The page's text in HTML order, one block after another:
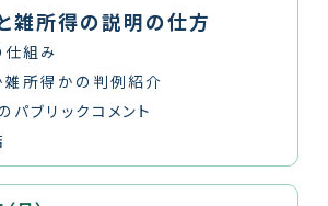
雑所得の説明の仕方
仕組み
雑所得かの判例紹介
パブリックコメント